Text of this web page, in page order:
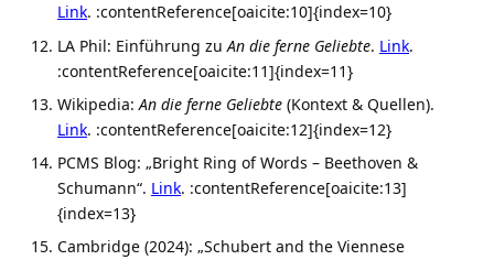
Link. :contentReference[oaicite:10]{index=10}
LA Phil: Einführung zu An die ferne Geliebte. Link.
:contentReference[oaicite:11]{index=11}
Wikipedia: An die ferne Geliebte (Kontext & Quellen).
Link. :contentReference[oaicite:12]{index=12}
PCMS Blog: „Bright Ring of Words – Beethoven &
Schumann“. Link. :contentReference[oaicite:13]
{index=13}
Cambridge (2024): „Schubert and the Viennese